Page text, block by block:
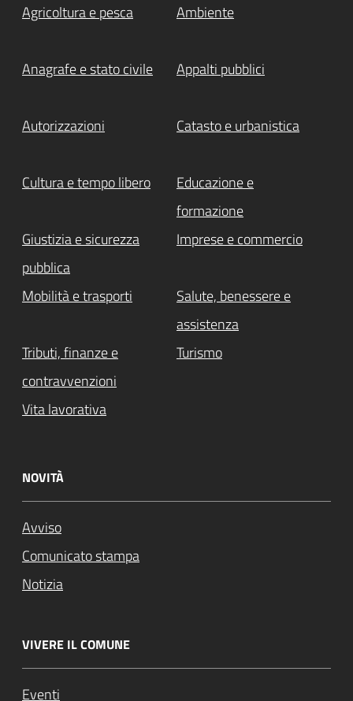
Agricoltura e pesca Ambiente
Anagrafe e stato civile Appalti pubblici
Autorizzazioni Catasto e urbanistica
Cultura e tempo libero
Educazione e
formazione
Giustizia e sicurezza
pubblica
Imprese e commercio
Mobilità e trasporti
Salute, benessere e
assistenza
Tributi, finanze e
contravvenzioni
Turismo
Vita lavorativa
NOVITÀ
Avviso
Comunicato stampa
Notizia
VIVERE IL COMUNE
Eventi